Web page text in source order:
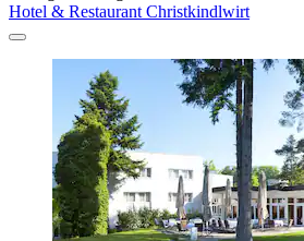
Hotel & Restaurant Christkindlwirt